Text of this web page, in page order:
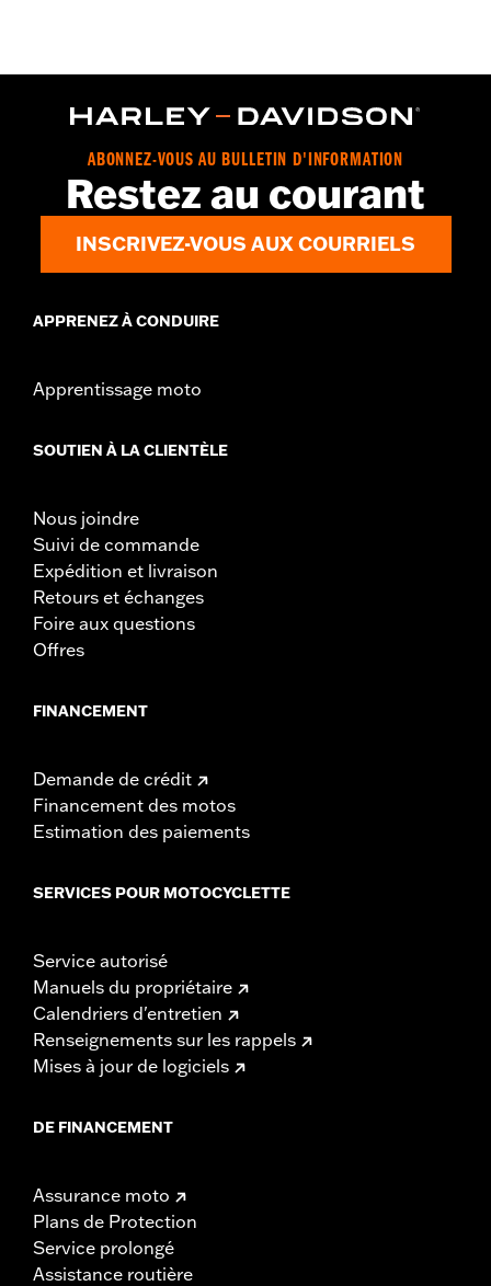
ABONNEZ-VOUS AU BULLETIN D'INFORMATION
Restez au courant
INSCRIVEZ-VOUS AUX COURRIELS
APPRENEZ À CONDUIRE
Apprentissage moto
SOUTIEN À LA CLIENTÈLE
Nous joindre
Suivi de commande
Expédition et livraison
Retours et échanges
Foire aux questions
Offres
FINANCEMENT
Demande de crédit
Financement des motos
Estimation des paiements
SERVICES POUR MOTOCYCLETTE
Service autorisé
Manuels du propriétaire
Calendriers d'entretien
Renseignements sur les rappels
Mises à jour de logiciels
DE FINANCEMENT
Assurance moto
Plans de Protection
Service prolongé
Assistance routière